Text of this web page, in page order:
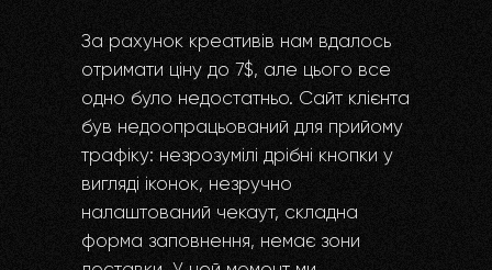
За рахунок креативів нам вдалось
отримати ціну до 7$, але цього все
одно було недостатньо. Сайт клієнта
був недоопрацьований для прийому
трафіку: незрозумілі дрібні кнопки у
вигляді іконок, незручно
налаштований чекаут, складна
форма заповнення, немає зони